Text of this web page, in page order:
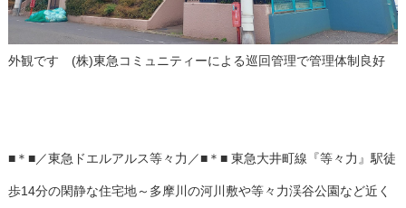
外観です (株)東急コミュニティーによる巡回管理で管理体制良好
■＊■／東急ドエルアルス等々力／■＊■ 東急大井町線『等々力』駅徒
歩14分の閑静な住宅地～多摩川の河川敷や等々力渓谷公園など近く